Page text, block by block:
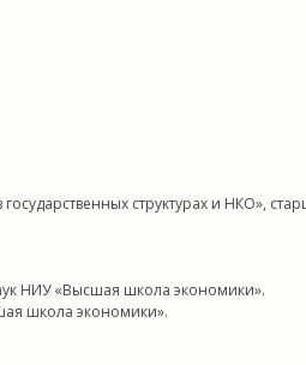
структурах и НКО»,
НИУ «Высшая школа экономики».
школа экономики».